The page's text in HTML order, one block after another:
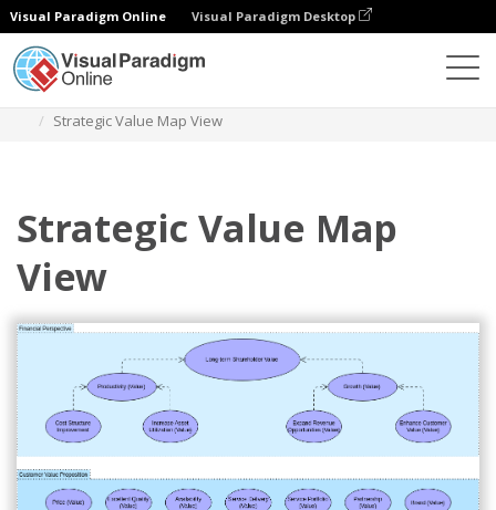
Visual Paradigm Online Visual Paradigm Desktop
Strategic Value Map View
Strategic Value Map
View